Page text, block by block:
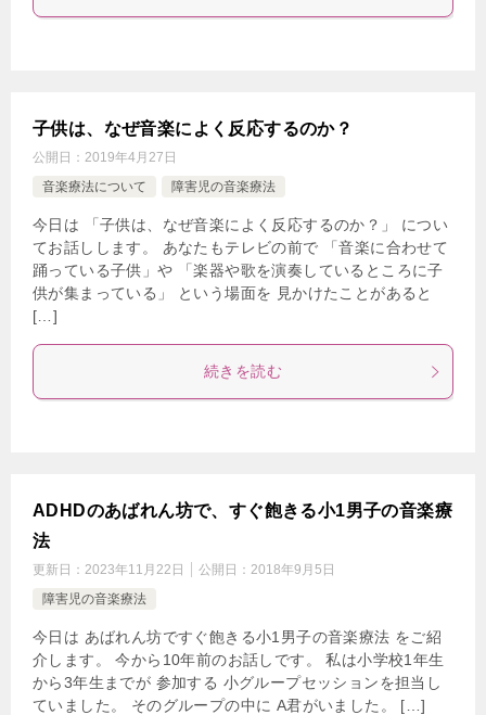
子供は、なぜ音楽によく反応するのか？
公開日： 2019年4月27日
音楽療法について
障害児の音楽療法
今日は 「子供は、なぜ音楽によく反応するのか？」 につい
てお話しします。 あなたもテレビの前で 「音楽に合わせて
踊っている子供」や 「楽器や歌を演奏しているところに子
供が集まっている」 という場面を 見かけたことがあると
[…]
続きを読む
ADHDのあばれん坊で、すぐ飽きる小1男子の音楽療
法
更新日： 2023年11月22日 公開日： 2018年9月5日
障害児の音楽療法
今日は あばれん坊ですぐ飽きる小1男子の音楽療法 をご紹
介します。 今から10年前のお話しです。 私は小学校1年生
から3年生までが 参加する 小グループセッションを担当し
ていました。 そのグループの中に A君がいました。 […]